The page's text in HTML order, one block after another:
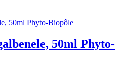
50ml Phyto-